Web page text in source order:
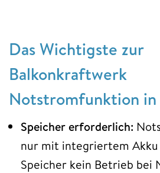
Das Wichtigste zur
Balkonkraftwerk
Notstromfunktion in
Speicher erforderlich:
nur mit integriertem
Speicher kein Betrieb bei